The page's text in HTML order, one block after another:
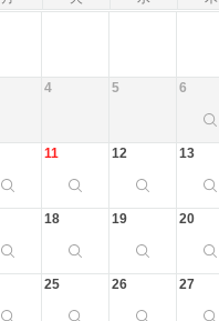
4 5 6
11 12 13
18 19 20
25 26 27